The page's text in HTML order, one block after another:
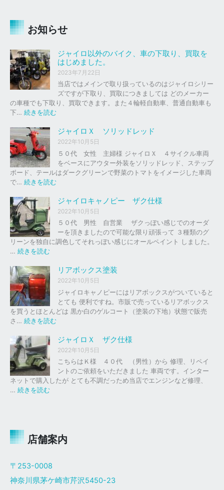
お知らせ
ジャイロ以外のバイク、車の下取り、買取を
はじめました。
2023年7月22日
当店ではメインで取り扱っているのはジャイロシリー
ズですが下取り、買取につきましては どのメーカー
の車種でも下取り、買取できます。また４輪軽自動車、普通自動車も
下… 続きを読む
ャ
イ
ロ
以
外
の
イ
ク
車
下
、
買
取
を
は
ま
し
た
。
ジャイロＸ ソリッドレッド
2022年10月5日
５０代 女性 主婦様 ジャイロＸ ４サイクル車両
をベースにアウター外装をソリッドレッド、ステップ
ボード、テールはダークグリーンで野菜のトマトをイメージした車両
で… 続きを読む
ャ
イ
ロ
ッ
ド
ッ
ド
ジャイロキャノピー ザク仕様
2022年10月5日
５０代 男性 自営業 ザクっぽい感じでのオーダ
ーを頂きましたので可能な限り頑張って ３種類のグ
リーンを独自に調色してそれっぽい感じにオールペイント しました。
… 続きを読む
イ
ロ
キ
ャ
ノ
ピ
ー
ザ
ク
仕
様
リアボックス塗装
2022年10月5日
ジャイロキャノピーにはリアボックスがついていると
とても 便利ですね。市販で売っているリアボックス
を買うとほとんどは 黒か白のゲルコート（塗装の下地）状態で販売
さ… 続きを読む
ア
ボ
ッ
ク
ス
ジャイロＸ ザク仕様
2022年10月5日
こちらはＫ様 ４０代 （男性）から 修理、リペイ
ントのご依頼をいただきました 車両です。インター
ネットで購入したが とても不調だっため当店でエンジンなど修理、
… 続きを読む
Ｘ
ク
様
店舗案内
〒253-0008
神奈川県茅ケ崎市芹沢5450-23